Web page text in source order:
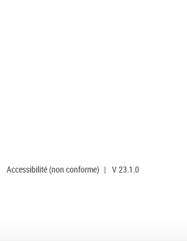
Accessibilité (non conforme) | V 23.1.0